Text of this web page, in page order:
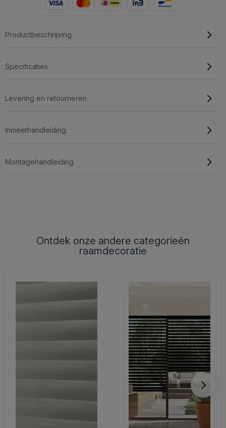
Productbeschrijving
Specificaties
Levering en retourneren
Inmeethandleiding
Montagehandleiding
Ontdek onze andere categorieën
raamdecoratie